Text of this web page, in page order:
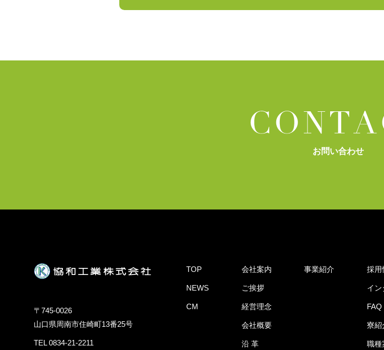
お問い合わせ
〒745-0026
山口県周南市住崎町13番25号
TEL 0834-21-2211
TOP
NEWS
CM
会社案内
ご挨拶
経営理念
会社概要
沿 革
事業紹介 採用
イン
FAQ
寮紹
職種